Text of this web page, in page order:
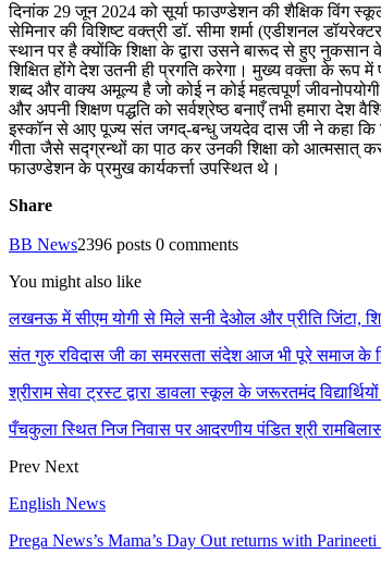
दिनांक 29 जून 2024 को सूर्या फाउण्डेशन की शैक्षिक विंग
सेमिनार की विशिष्ट वक्त्री डॉ. सीमा शर्मा (एडीशनल
स्थान पर है क्योंकि शिक्षा के द्वारा उसने बारूद से हुए
शिक्षित होंगे देश उतनी ही प्रगति करेगा। मुख्य वक्ता के रूप
शब्द और वाक्य अमूल्य है जो कोई न कोई महत्वपूर्ण
और अपनी शिक्षण पद्धति को सर्वश्रेष्ठ बनाएँ तभी हमारा देश
इस्कॉन से आए पूज्य संत जगद्-बन्धु जयदेव दास जी ने कहा कि
गीता जैसे सद्ग्रन्थों का पाठ कर उनकी शिक्षा को आत्मसात्
फाउण्डेशन के प्रमुख कार्यकर्त्ता उपस्थित थे।
Share
BB News2396 posts 0 comments
You might also like
लखनऊ में सीएम योगी से मिले सनी देओल और प्रीति जिंटा,
संत गुरु रविदास जी का समरसता संदेश आज भी पूरे समाज के
श्रीराम सेवा ट्रस्ट द्वारा डावला स्कूल के जरूरतमंद
पँचकुला स्थित निज निवास पर आदरणीय पंडित श्री
Prev Next
English News
Prega News’s Mama’s Day Out returns with